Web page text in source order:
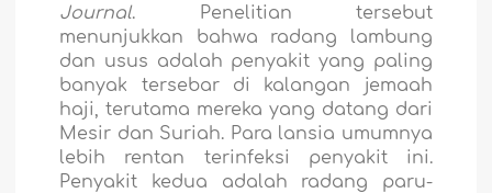
Journal. Penelitian tersebut
menunjukkan bahwa radang lambung
dan usus adalah penyakit yang paling
banyak tersebar di kalangan jemaah
haji, terutama mereka yang datang dari
Mesir dan Suriah. Para lansia umumnya
lebih rentan terinfeksi penyakit ini.
Penyakit kedua
adalah radang paru-